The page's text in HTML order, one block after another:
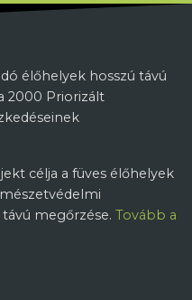
élőhelyek hosszú távú
2000 Priorizált
célja a füves élőhelyek
megőrzése. Tovább a